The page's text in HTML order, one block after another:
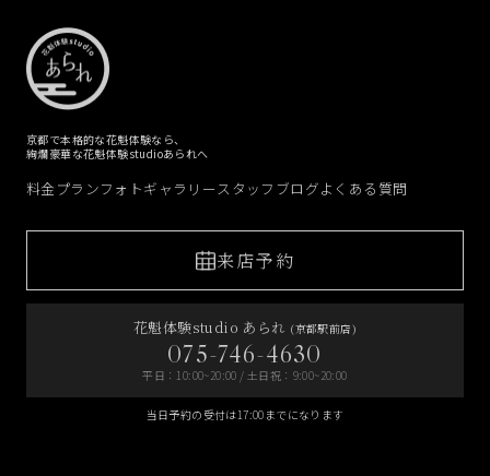
京都で本格的な花魁体験なら、
絢爛豪華な花魁体験studioあられへ
料金プランフォトギャラリースタッフブログよくある質問
来店予約
花魁体験studio あられ (京都駅前店)
075-746-4630
平日：10:00~20:00 / 土日祝：9:00~20:00
当日予約の受付は17:00までになります